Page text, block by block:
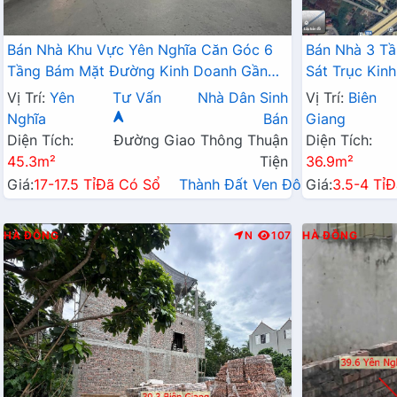
Bán Nhà Khu Vực Yên Nghĩa Căn Góc 6
Tầng Bám Mặt Đường Kinh Doanh Gần
QL6A Cạnh Bến Xe Yên Nghĩa
Vị Trí: Yên
Nghĩa
Tư Vấn
Nhà Dân Sinh
Bán
Diện Tích:
45.3m²
Đường Giao Thông Thuận
Tiện
Giá:17-17.5 TỉĐã Có Sổ Thành Đất Ven Đô→
Bán Nhà 3
Sát Trục
Đang Triển
Vị Trí: Biên
Giang
Diện Tích:
36.9m²
Giá:3.5-4 Tỉ
HÀ ĐÔNG N 107 HÀ ĐÔNG